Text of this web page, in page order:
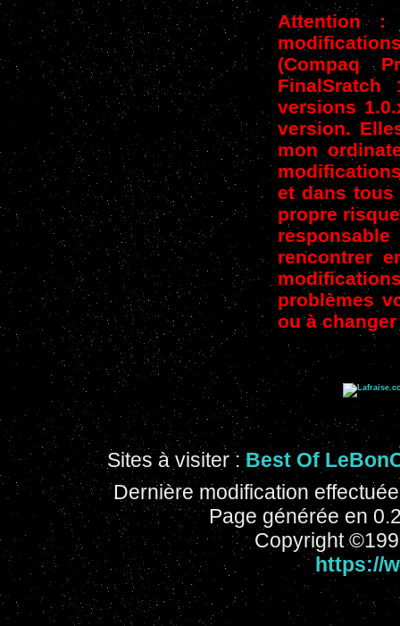
Attention :
(Compaq
versions
version.
mon
et dans tous
propre
rencontrer
problèmes
ou à
Sites à visiter : Best Of
Dernière modification
Page générée en
Copyright
https://